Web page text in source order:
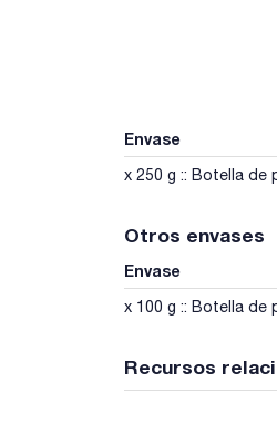
Envase
x 250 g :: Botella de
Otros envases
Envase
x 100 g :: Botella de
Recursos